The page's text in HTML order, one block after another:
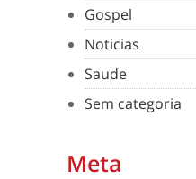
Gospel
Noticias
Saude
Sem categoria
Meta